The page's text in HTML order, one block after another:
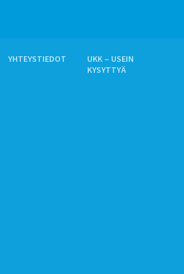
YHTEYSTIEDOT
UKK – USEIN
KYSYTTYÄ